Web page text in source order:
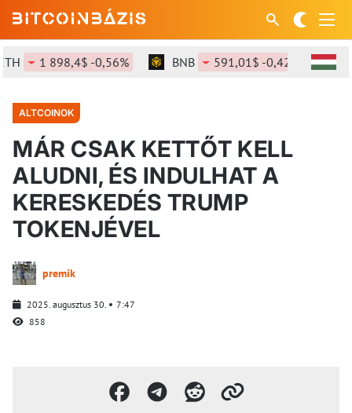
1 898,4$ -0,56% BNB 591,01$ -0,42% SOL
ALTCOINOK
MÁR CSAK KETTŐT KELL
ALUDNI, ÉS INDULHAT A
KERESKEDÉS TRUMP
TOKENJÉVEL
premik
2025. augusztus 30.
7:47
858